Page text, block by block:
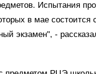
Испытания
в мае состоится
экзамен", -